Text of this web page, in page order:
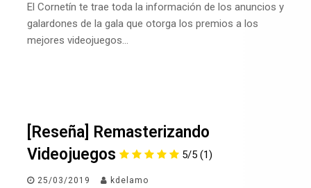
El Cornetín te trae toda la información de los anuncios y
galardones de la gala que otorga los premios a los
mejores videojuegos…
[Reseña] Remasterizando
Videojuegos
5/5 (1)
25/03/2019 kdelamo